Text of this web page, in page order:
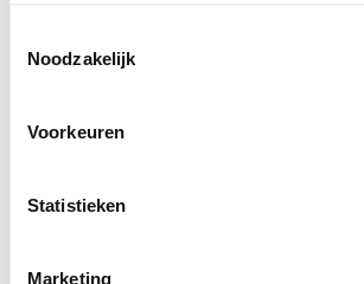
Noodzakelijk
Voorkeuren
Statistieken
Marketing
Digitale hand-outs en eventueel
Toegang tot de gehele
digitale